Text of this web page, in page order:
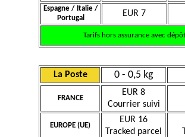
Espagne / Italie /
Portugal
EUR 7
Tarifs hors assurance avec
La Poste 0 - 0,5 kg
FRANCE
EUR 8
Courrier suivi
EUROPE (UE)
EUR 16
Tracked parcel